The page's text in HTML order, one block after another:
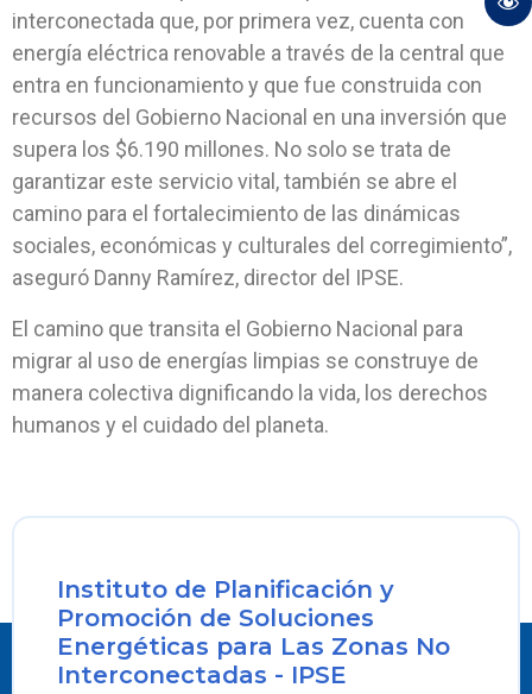
interconectada que, por primera vez, cuenta con
energía eléctrica renovable a través de la central que
entra en funcionamiento y que fue construida con
recursos del Gobierno Nacional en una inversión que
supera los $6.190 millones. No solo se trata de
garantizar este servicio vital, también se abre el
camino para el fortalecimiento de las dinámicas
sociales, económicas y culturales del corregimiento”,
aseguró Danny Ramírez, director del IPSE.
El camino que transita el Gobierno Nacional para
migrar al uso de energías limpias se construye de
manera colectiva dignificando la vida, los derechos
humanos y el cuidado del planeta.
Instituto de Planificación y
Promoción de Soluciones
Energéticas para Las Zonas No
Interconectadas - IPSE